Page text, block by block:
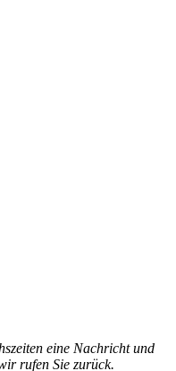
eine Nachricht und
rufen Sie zurück.